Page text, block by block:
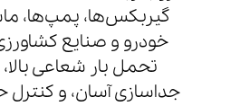
گیربکس‌ها، پمپ‌ها،
خودرو و صنایع
تحمل بار شعاعی
جداسازی آسان، و